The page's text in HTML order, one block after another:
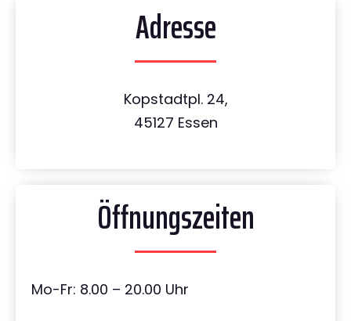
Adresse
Kopstadtpl. 24,
45127 Essen
Öffnungszeiten
Mo-Fr: 8.00 – 20.00 Uhr